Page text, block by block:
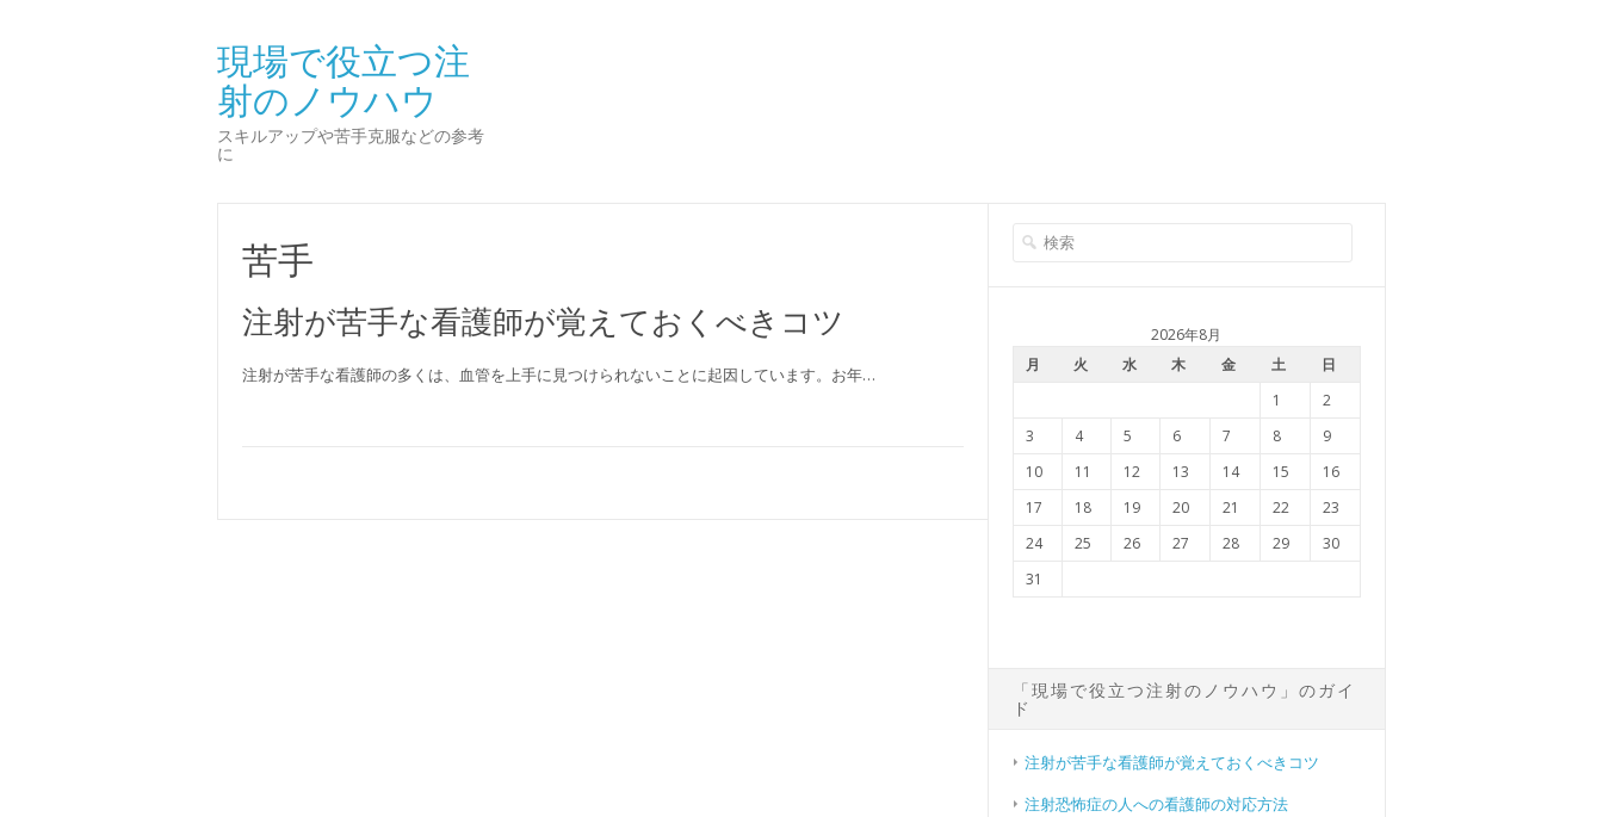
現場で役立つ注
射のノウハウ
スキルアップや苦手克服などの参考
に
苦手
注射が苦手な看護師が覚えておくべきコツ
注射が苦手な看護師の多くは、血管を上手に見つけられないことに起因しています。お年…
2026年8月
月
火 水 木 金 土
日
1
2
3
4 5 6 7 8
9
10
11 12 13 14 15
16
17
18 19 20 21 22
23
24
25 26 27 28 29
30
31
「現場で役立つ注射のノウハウ」のガイ
ド
注射が苦手な看護師が覚えておくべきコツ
注射恐怖症の人への看護師の対応方法